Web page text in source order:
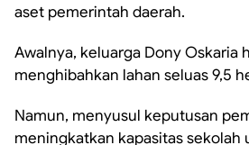
aset pemerintah daerah.
Awalnya, keluarga Dony Oskaria
menghibahkan lahan seluas 9,5
Namun, menyusul keputusan
meningkatkan kapasitas sekolah